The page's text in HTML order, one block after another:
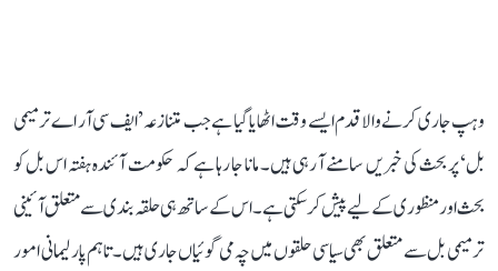
وہپ جاری کرنے والا قدم ایسے وقت اٹھایا گیا ہے جب متنازعہ ’ایف سی آر اے ترمیمی
بل‘ پر بحث کی خبریں سامنے آ رہی ہیں۔ مانا جا رہا ہے کہ حکومت آئندہ ہفتہ اس بل کو
بحث اور منظوری کے لیے پیش کر سکتی ہے۔ اس کے ساتھ ہی حلقہ بندی سے متعلق آئینی
ترمیمی بل سے متعلق بھی سیاسی حلقوں میں چہ می گوئیاں جاری ہیں۔ تاہم پارلیمانی امور